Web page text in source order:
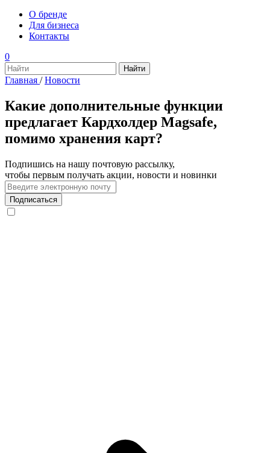
О бренде
Для бизнеса
Контакты
0
Главная / Новости
Какие дополнительные функции
предлагает Кардхолдер Magsafe,
помимо хранения карт?
Подпишись на нашу почтовую рассылку,
чтобы первым получать акции, новости и новинки
Подписаться